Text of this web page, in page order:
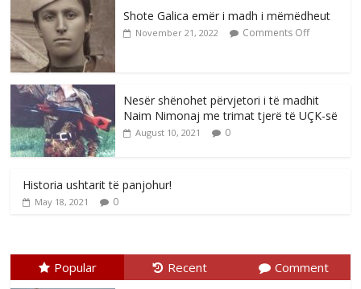
Shote Galica emër i madh i mëmëdheut
November 21, 2022 Comments Off
Nesër shënohet përvjetori i të madhit
Naim Nimonaj me trimat tjerë të UÇK-së
August 10, 2021 0
Historia ushtarit të panjohur!
May 18, 2021 0
Popular Recent Comment